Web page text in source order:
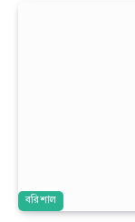
বরিশাল